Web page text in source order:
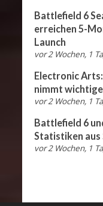
Battlefield 6
erreichen 5-
Launch
vor 2 Wochen, 1
Electronic
nimmt
vor 2 Wochen, 1
Battlefield 6
Statistiken aus
vor 2 Wochen, 1